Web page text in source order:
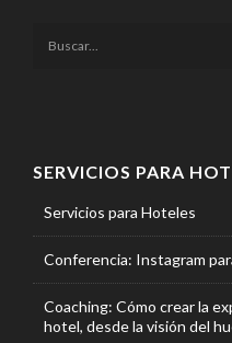
SERVICIOS PARA
Servicios para Hoteles
Conferencia: Instagram
Coaching: Cómo crear la
hotel, desde la visión del